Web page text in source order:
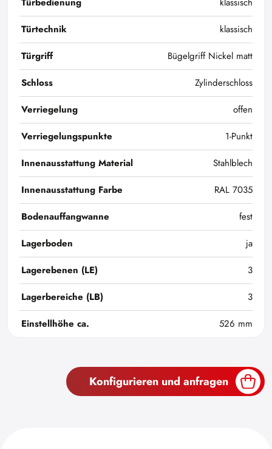
Türtechnik
klassisch
Türgriff
Bügelgriff Nickel matt
Schloss
Zylinderschloss
Verriegelung
offen
Verriegelungspunkte
1-Punkt
Innenausstattung Material
Stahlblech
Innenausstattung Farbe
RAL 7035
Bodenauffangwanne
fest
Lagerboden
ja
Lagerebenen (LE)
3
Lagerbereiche (LB)
3
Einstellhöhe ca.
526 mm
Konfigurieren und anfragen